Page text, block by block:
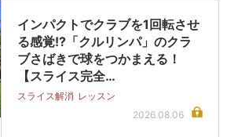
インパクトでクラブを1回転させ
る感覚!?「クルリンパ」のクラ
ブさばきで球をつかまえる！
【スライス完全…
スライス解消 レッスン
2026.08.06